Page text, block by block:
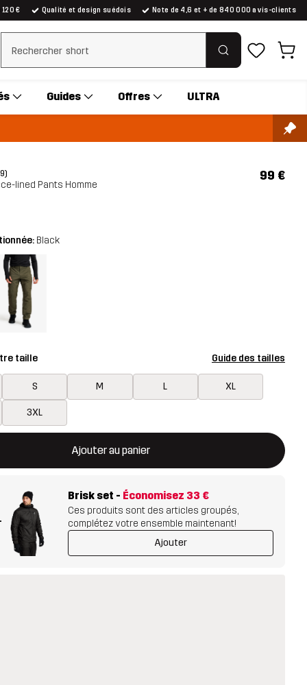
€ Qualité et design suédois Note de 4,6 et + de 840 000 avis-clients
Effacer la recherche
Guides Offres ULTRA
lined Pants Homme
99 €
Black
taille Guide des tailles
S M L XL
3XL
Ajouter au panier
une fenêtre modale confirmant un nouvel article dans le
Brisk set - Économisez 33 €
Ces produits sont des articles groupés,
complétez votre ensemble maintenant!
Ajouter